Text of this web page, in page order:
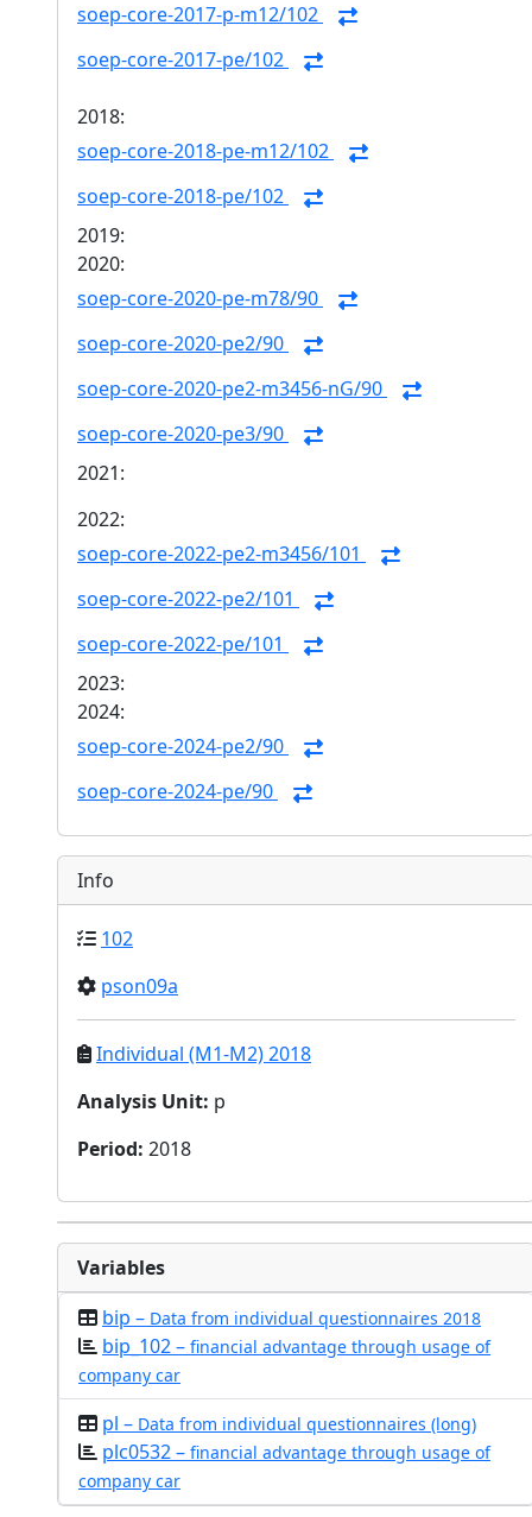
soep-core-2017-p-m12/102
soep-core-2017-pe/102
2018:
soep-core-2018-pe-m12/102
soep-core-2018-pe/102
2019:
2020:
soep-core-2020-pe-m78/90
soep-core-2020-pe2/90
soep-core-2020-pe2-m3456-nG/90
soep-core-2020-pe3/90
2021:
2022:
soep-core-2022-pe2-m3456/101
soep-core-2022-pe2/101
soep-core-2022-pe/101
2023:
2024:
soep-core-2024-pe2/90
soep-core-2024-pe/90
Info
102
pson09a
Individual (M1-M2) 2018
Analysis Unit: p
Period: 2018
Variables
bip – Data from individual questionnaires 2018
bip_102 – financial advantage through usage of
company car
pl – Data from individual questionnaires (long)
plc0532 – financial advantage through usage of
company car